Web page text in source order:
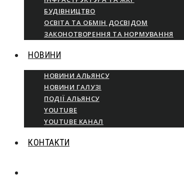
БУДІВНИЦТВО
ОСВІТА ТА ОБМІН ДОСВІДОМ
ЗАКОНОТВОРЕННЯ ТА НОРМУВАННЯ
НОВИНИ
НОВИНИ АЛЬЯНСУ
НОВИНИ ГАЛУЗІ
ПОДІЇ АЛЬЯНСУ
YOUTUBE
YOUTUBE КАНАЛ
КОНТАКТИ